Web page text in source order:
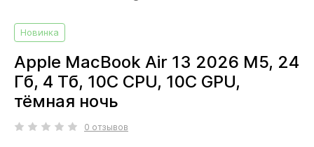
Новинка
Apple MacBook Air 13 2026 M5, 24
Гб, 4 Тб, 10C CPU, 10C GPU,
тёмная ночь
0 отзывов